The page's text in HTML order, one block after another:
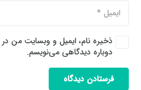
ذخیره نام، ایمیل و وبسایت من در
دوباره دیدگاهی می‌نویسم.
فرستادن دیدگاه